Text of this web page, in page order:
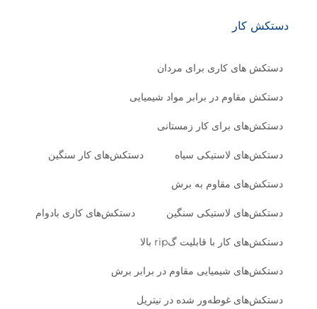
دستکش کار
دستکش های کاری برای مردان
دستکش مقاوم در برابر مواد شیمیایی
دستکش‌های برای کار زمستانی
دستکش‌های لاستیکی سیاه دستکش‌های کار سنگین
دستکش‌های مقاوم به برش
دستکش‌های لاستیکی سنگین دستکش‌های کاری بادوام
دستکش‌های کار با قابلیت گrip بالا
دستکش‌های شیمیایی مقاوم در برابر برش
دستکش‌های غوطه‌ور شده در نیتریل